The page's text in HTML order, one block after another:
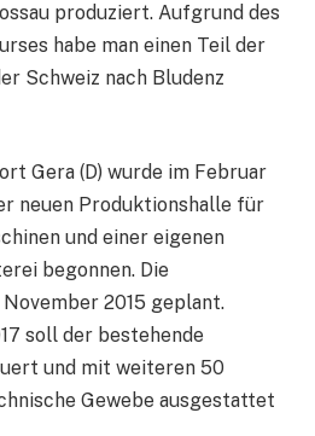
produziert. Aufgrund des
habe man einen Teil der
Schweiz nach Bludenz
Gera (D) wurde im Februar
neuen Produktionshalle für
und einer eigenen
begonnen. Die
2015 geplant.
soll der bestehende
und mit weiteren 50
Gewebe ausgestattet